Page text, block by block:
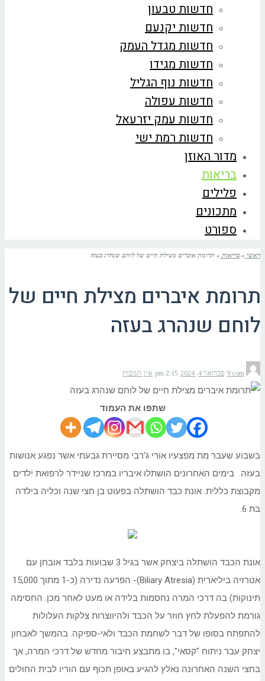
חדשות טבעון
חדשות יקנעם
חדשות מגדל העמק
חדשות מגידו
חדשות נוף הגליל
חדשות עפולה
חדשות עמק יזרעאל
חדשות רמת ישי
מדור האוזן
בריאות
פלילים
מתכונים
ספורט
ראשי » בריאות » תרומת איברים מצילת חיים של לוחם שנהרג בעזה
תרומת איברים מצילת חיים של
לוחם שנהרג בעזה
Ycom פברואר 4, 2024 2:15 pm אין תגובות
שתפו את העמוד
בשבוע שעבר מת מפצעיו אורי ג'רבי מסיירת גבעתי אשר נפגע אנושות
בעזה. בימים האחרונים הושתלו איבריו במרכז שניידר לרפואת ילדים
מקבוצת כללית. אונת כבד הושתלה בפעוט בן חצי שנה וכליה בילדה
בת 6.
אונת הכבד הושתלה ביצחק אשר בגיל 3 שבועות בלבד אובחן עם
אטרזיה ביליארית (Biliary Atresia)- הפרעה נדירה (כ-1 מתוך 15,000
תינוקות) בה דרכי המרה נחסמות בלידה או מעט לאחר מכן. החסימה
גורמת להפעלת לחץ חוזר על הכבד ולהיווצרות צלקות העלולות
להתפתח בסופו של דבר לשחמת הכבד ולאי-ספיקה. בהמשך לאבחון
יצחק עבר ניתוח "קסאי", בו מתבצע חיבור מחדש של דרכי המרה, אך
בחצי השנה האחרונה נאלץ להגיע באופן תכוף עם הוריו לבית החולים